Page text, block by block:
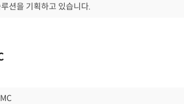
션을 기획하고 있습니다.